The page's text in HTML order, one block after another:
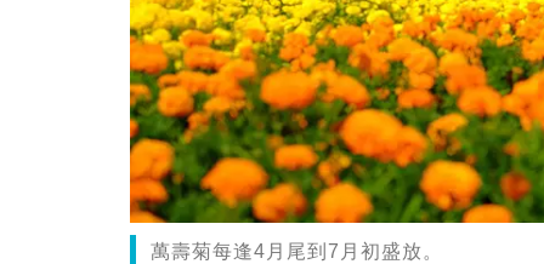
萬壽菊每逢4月尾到7月初盛放。